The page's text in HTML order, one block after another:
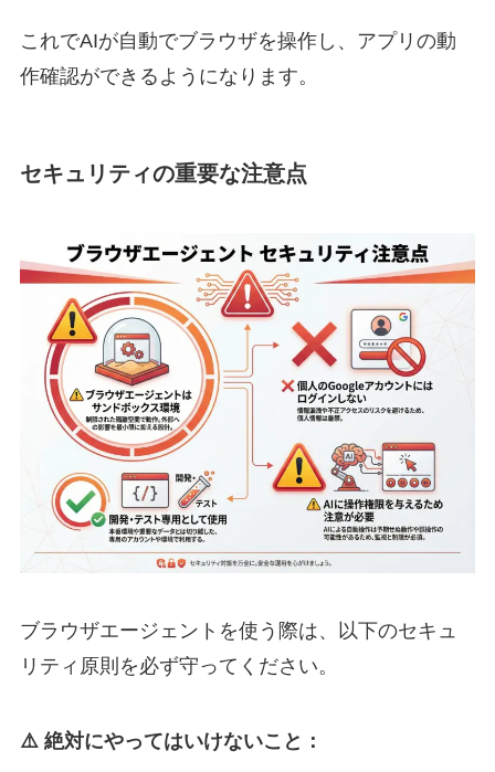
これでAIが自動でブラウザを操作し、アプリの動
作確認ができるようになります。
セキュリティの重要な注意点
ブラウザエージェントを使う際は、以下のセキュ
リティ原則を必ず守ってください。
⚠️ 絶対にやってはいけないこと：